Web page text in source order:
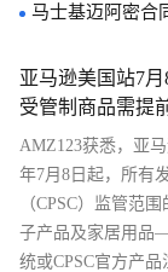
马士基迈阿密合
亚马逊美国站7
受管制商品需提
AMZ123获悉，亚
年7月8日起，所有
（CPSC）监管范
子产品及家居用品
统或CPSC官方产